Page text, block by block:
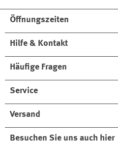
Öffnungszeiten
Hilfe & Kontakt
Häufige Fragen
Service
Versand
Besuchen Sie uns auch hier